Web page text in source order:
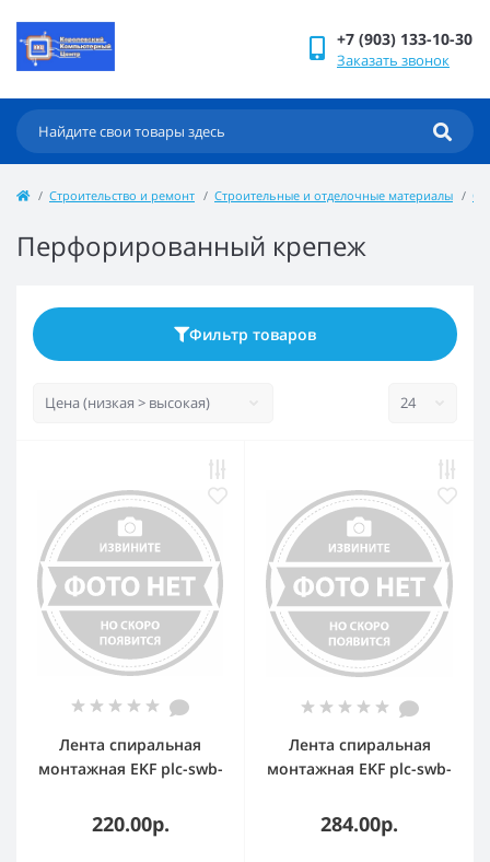
+7 (903) 133-10-30
Заказать звонок
Строительство и ремонт Строительные и отделочные материалы
Перфорированный крепеж
Фильтр товаров
Лента спиральная
монтажная EKF plc-swb-
(10м.) EKF PROxima
220.00р.
Лента спиральная
монтажная EKF plc-swb-
(10м.) EKF PROxima
284.00р.